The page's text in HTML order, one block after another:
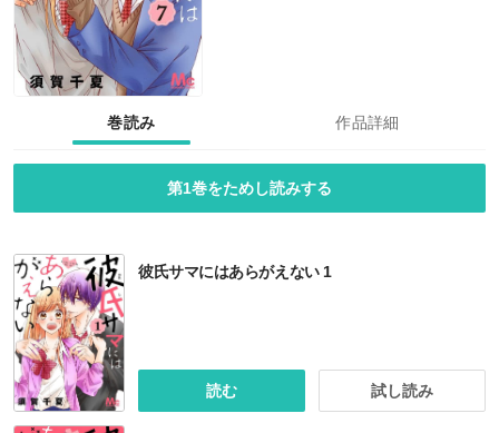
巻読み 作品詳細
第1巻をためし読みする
彼氏サマにはあらがえない 1
読む 試し読み